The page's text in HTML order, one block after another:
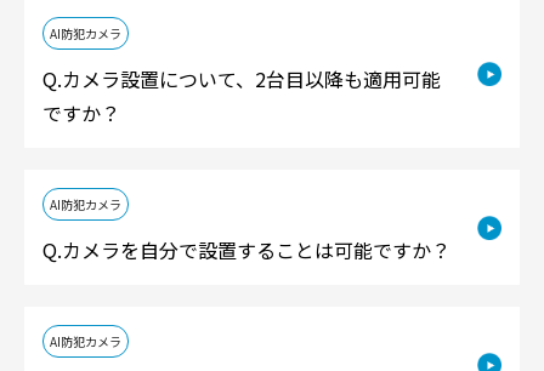
AI防犯カメラ
カメラ設置について、2台目以降も適用可能
ですか？
AI防犯カメラ
カメラを自分で設置することは可能ですか？
AI防犯カメラ